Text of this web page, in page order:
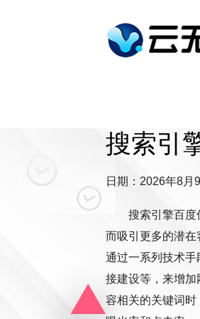
搜索引
日期：2026年8月
搜索引擎百度
而吸引更多的潜
通过一系列技术
接建设等，来增
容相关的关键词